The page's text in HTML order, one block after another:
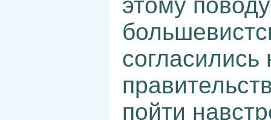
пойти